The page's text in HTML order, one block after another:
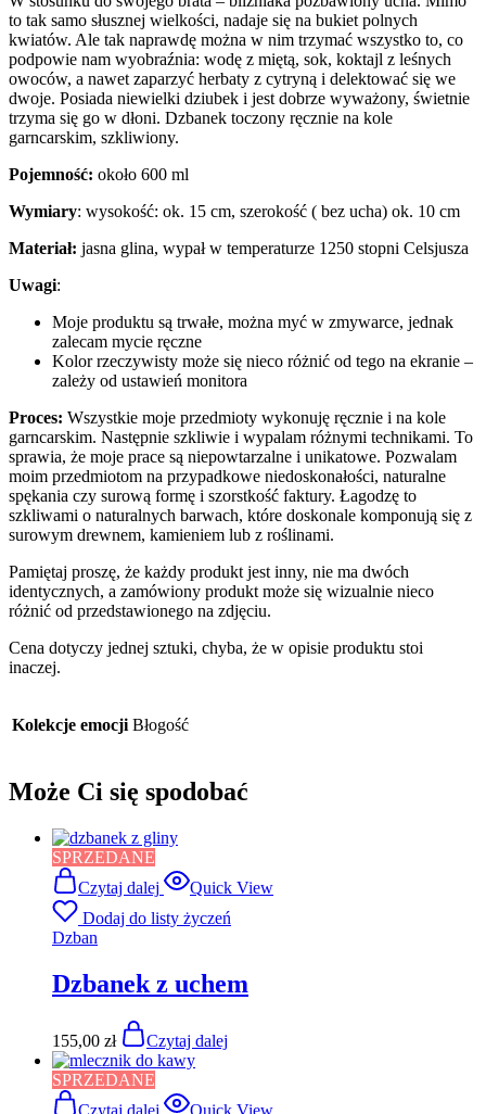
to tak samo słusznej wielkości, nadaje się na bukiet polnych
kwiatów. Ale tak naprawdę można w nim trzymać wszystko to, co
podpowie nam wyobraźnia: wodę z miętą, sok, koktajl z leśnych
owoców, a nawet zaparzyć herbaty z cytryną i delektować się we
dwoje. Posiada niewielki dziubek i jest dobrze wyważony, świetnie
trzyma się go w dłoni. Dzbanek toczony ręcznie na kole
garncarskim, szkliwiony.
Pojemność: około 600 ml
Wymiary: wysokość: ok. 15 cm, szerokość ( bez ucha) ok. 10 cm
Materiał: jasna glina, wypał w temperaturze 1250 stopni Celsjusza
Uwagi:
Moje produktu są trwałe, można myć w zmywarce, jednak
zalecam mycie ręczne
Kolor rzeczywisty może się nieco różnić od tego na ekranie –
zależy od ustawień monitora
Proces: Wszystkie moje przedmioty wykonuję ręcznie i na kole
garncarskim. Następnie szkliwie i wypalam różnymi technikami. To
sprawia, że moje prace są niepowtarzalne i unikatowe. Pozwalam
moim przedmiotom na przypadkowe niedoskonałości, naturalne
spękania czy surową formę i szorstkość faktury. Łagodzę to
szkliwami o naturalnych barwach, które doskonale komponują się z
surowym drewnem, kamieniem lub z roślinami.
Pamiętaj proszę, że każdy produkt jest inny, nie ma dwóch
identycznych, a zamówiony produkt może się wizualnie nieco
różnić od przedstawionego na zdjęciu.
Cena dotyczy jednej sztuki, chyba, że w opisie produktu stoi
inaczej.
Kolekcje emocji Błogość
Może Ci się spodobać
SPRZEDANE
Czytaj dalej
Quick View
Dodaj do listy życzeń
Dzban
Dzbanek z uchem
155,00 zł Czytaj dalej
SPRZEDANE
Czytaj dalej
Quick View